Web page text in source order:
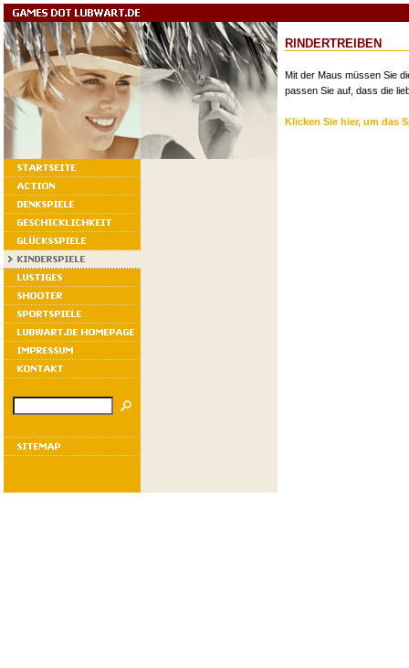
RINDERTREIBEN
Mit der Maus müssen Sie
passen Sie auf, dass die
Klicken Sie hier, um das